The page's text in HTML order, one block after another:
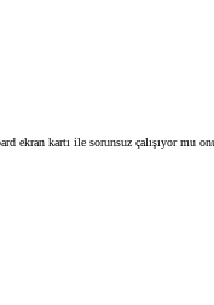
ekran kartı ile sorunsuz çalışıyor mu